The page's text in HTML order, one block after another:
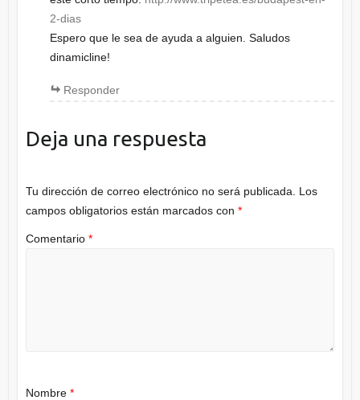
2-dias
Espero que le sea de ayuda a alguien. Saludos
dinamicline!
Responder
Deja una respuesta
Tu dirección de correo electrónico no será publicada.
Los
campos obligatorios están marcados con *
Comentario *
Nombre *